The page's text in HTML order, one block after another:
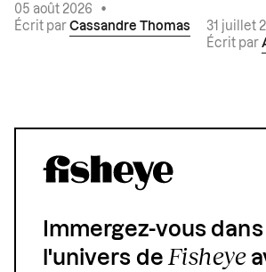
05 août 2026
•
Écrit par Cassandre Thomas 31 juillet
Écrit par
Immergez-vous dans
l'univers deFisheye